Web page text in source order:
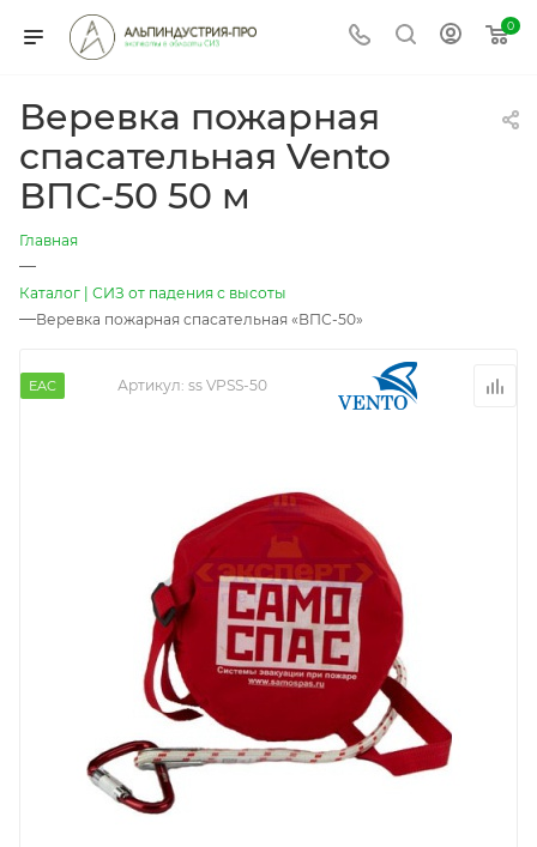
0
Веревка пожарная
спасательная Vento
ВПС-50 50 м
Главная
—
Каталог | СИЗ от падения с высоты
—Веревка пожарная спасательная «ВПС-50»
EAC Артикул: ss VPSS-50